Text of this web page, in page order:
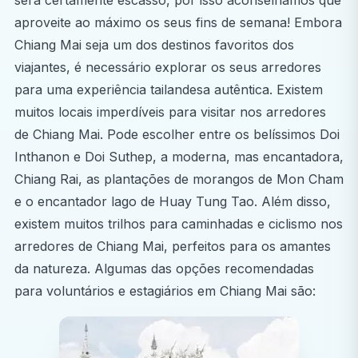
vagas na área médica.
Que tipo de trabalho poderei realizar no estágio
eletivo em Medicina?
O estágio eletivo em Medicina na Tailândia é
estritamente baseado na observação, garantindo que
os estudantes se podem concentrar na aprendizagem
acompanhando profissionais de saúde experientes.
Os estudantes são alocados a hospitais privados bem
equipados em Chiang Mai.
Dependendo dos interesses, da disponibilidade e do
nível de competências, os estagiários podem solicitar
aproveite ao máximo os seus fins de semana! Embora
Chiang Mai seja um dos destinos favoritos dos
viajantes, é necessário explorar os seus arredores
para uma experiência tailandesa autêntica. Existem
muitos locais imperdíveis para visitar nos arredores
de Chiang Mai. Pode escolher entre os belíssimos Doi
Inthanon e Doi Suthep, a moderna, mas encantadora,
Chiang Rai, as plantações de morangos de Mon Cham
e o encantador lago de Huay Tung Tao. Além disso,
existem muitos trilhos para caminhadas e ciclismo nos
arredores de Chiang Mai, perfeitos para os amantes
da natureza. Algumas das opções recomendadas
para voluntários e estagiários em Chiang Mai são: